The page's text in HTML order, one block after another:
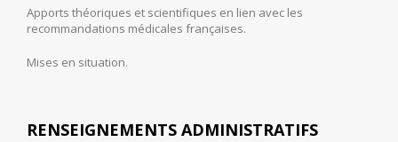
Apports théoriques et scientifiques en lien avec les
recommandations médicales françaises.
Mises en situation.
RENSEIGNEMENTS ADMINISTRATIFS